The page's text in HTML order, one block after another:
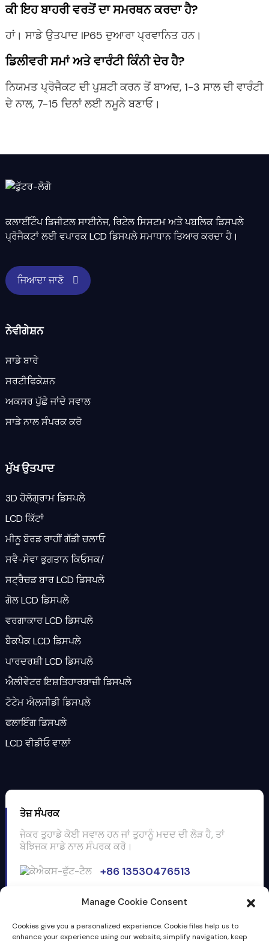
ਕੀ ਇਹ ਬਾਹਰੀ ਵਰਤੋਂ ਦਾ ਸਮਰਥਨ ਕਰਦਾ ਹੈ?
ਹਾਂ। ਸਾਡੇ ਉਤਪਾਦ IP65 ਦੁਆਰਾ ਪ੍ਰਵਾਨਿਤ ਹਨ।
ਡਿਲੀਵਰੀ ਸਮਾਂ ਅਤੇ ਵਾਰੰਟੀ ਕਿੰਨੀ ਦੇਰ ਹੈ?
ਨਿਯਮਤ ਪ੍ਰੋਜੈਕਟ ਦੀ ਪੁਸ਼ਟੀ ਕਰਨ ਤੋਂ ਬਾਅਦ, 1-3 ਸਾਲ ਦੀ ਵਾਰੰਟੀ
ਦੇ ਨਾਲ, 7-15 ਦਿਨਾਂ ਲਈ ਨਮੂਨੇ ਬਣਾਓ।
ਕਲਾਈਂਟੌਪ ਡਿਜੀਟਲ ਸਾਈਨੇਜ, ਰਿਟੇਲ ਸਿਸਟਮ ਅਤੇ ਪਬਲਿਕ ਡਿਸਪਲੇ
ਪ੍ਰੋਜੈਕਟਾਂ ਲਈ ਵਪਾਰਕ LCD ਡਿਸਪਲੇ ਸਮਾਧਾਨ ਤਿਆਰ ਕਰਦਾ ਹੈ।
ਜਿਆਦਾ ਜਾਣੋ
ਨੇਵੀਗੇਸ਼ਨ
ਸਾਡੇ ਬਾਰੇ
ਸਰਟੀਫਿਕੇਸ਼ਨ
ਅਕਸਰ ਪੁੱਛੇ ਜਾਂਦੇ ਸਵਾਲ
ਸਾਡੇ ਨਾਲ ਸੰਪਰਕ ਕਰੋ
ਮੁੱਖ ਉਤਪਾਦ
3D ਹੋਲੋਗ੍ਰਾਮ ਡਿਸਪਲੇ
LCD ਕਿੱਟਾਂ
ਮੀਨੂ ਬੋਰਡ ਰਾਹੀਂ ਗੱਡੀ ਚਲਾਓ
ਸਵੈ-ਸੇਵਾ ਭੁਗਤਾਨ ਕਿਓਸਕ/
ਸਟ੍ਰੈਚਡ ਬਾਰ LCD ਡਿਸਪਲੇ
ਗੋਲ LCD ਡਿਸਪਲੇ
ਵਰਗਾਕਾਰ LCD ਡਿਸਪਲੇ
ਬੈਕਪੈਕ LCD ਡਿਸਪਲੇ
ਪਾਰਦਰਸ਼ੀ LCD ਡਿਸਪਲੇ
ਐਲੀਵੇਟਰ ਇਸ਼ਤਿਹਾਰਬਾਜ਼ੀ ਡਿਸਪਲੇ
ਟੋਟੇਮ ਐਲਸੀਡੀ ਡਿਸਪਲੇ
ਫਲਾਇੰਗ ਡਿਸਪਲੇ
LCD ਵੀਡੀਓ ਵਾਲਾਂ
ਤੇਜ਼ ਸੰਪਰਕ
ਜੇਕਰ ਤੁਹਾਡੇ ਕੋਈ ਸਵਾਲ ਹਨ ਜਾਂ ਤੁਹਾਨੂੰ ਮਦਦ ਦੀ ਲੋੜ ਹੈ, ਤਾਂ
ਬੇਝਿਜਕ ਸਾਡੇ ਨਾਲ ਸੰਪਰਕ ਕਰੋ।
+86 13530476513
ਪਾਰਕ, ​​ਨੰ.28 ਲੋਂਗਸ਼ੇਂਗ ਪਹਿਲੀ ਰੋਡ, ਹੁਈਯਾਂਗ, ਹੁਈਜ਼ੌ, ਗੁਆਂਗਡੋਂਗ,
ਚੀਨ, 516211
Manage Cookie Consent
Cookies give you a personalized experience. Cookie files help us to
enhance your experience using our website, simplify navigation, keep